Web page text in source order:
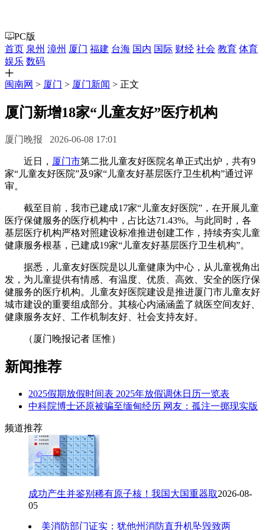
PC版
首页 泉州 漳州 厦门 福建 台海 国内 国际 财经 社会 教育 体育
娱乐 数码
闽南网 > 厦门 > 厦门新闻 > 正文
厦门新增18家“儿童友好”医疗机构
厦门晚报 2026-06-08 17:01
近日， 厦门市第二批儿童友好医院名单正式出炉，共有9
家“儿童友好医院”及9家“儿童友好基层医疗卫生机构”通过评
审。
截至目前，我市已建成17家“儿童友好医院”，在开展儿童
医疗保健服务的医疗机构中，占比达71.43%。与此同时，各
基层医疗机构严格对照建设标准推进创建工作，持续夯实儿童
健康服务根基，已建成19家“儿童友好基层医疗卫生机构”。
据悉，儿童友好医院是以儿童健康为中心，从儿童视角出
发，为儿童提供有情感、有温度、优质、高效、安全的医疗保
健服务的医疗机构。儿童友好医院建设是推进厦门市儿童友好
城市建设的重要组成部分。其核心内涵涵盖了就医空间友好、
健康服务友好、工作机制友好、社会支持友好。
（厦门晚报记者 匡惟）
新闻推荐
2025假期放假时间表 2025年放假调休日历一览表
中科院博士还原被骗至缅甸经历 网友：孤注一掷现实版
频道推荐
成功产生并鉴别稀有原子核！我国大国重器取2026-08-
05
美消防部门证实：犹他州消防直升机坠毁致两